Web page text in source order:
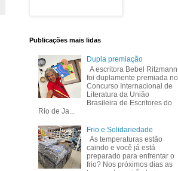
Publicações mais lidas
Dupla premiação
A escritora Bebel Ritzmann
foi duplamente premiada no
Concurso Internacional de
Literatura da União
Brasileira de Escritores do
Rio de Ja...
Frio e Solidariedade
As temperaturas estão
caindo e você já está
preparado para enfrentar o
frio? Nos próximos dias as